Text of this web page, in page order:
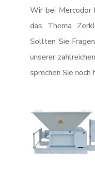
Wir bei Mercodor
das Thema
Sollten Sie
unserer
sprechen Sie